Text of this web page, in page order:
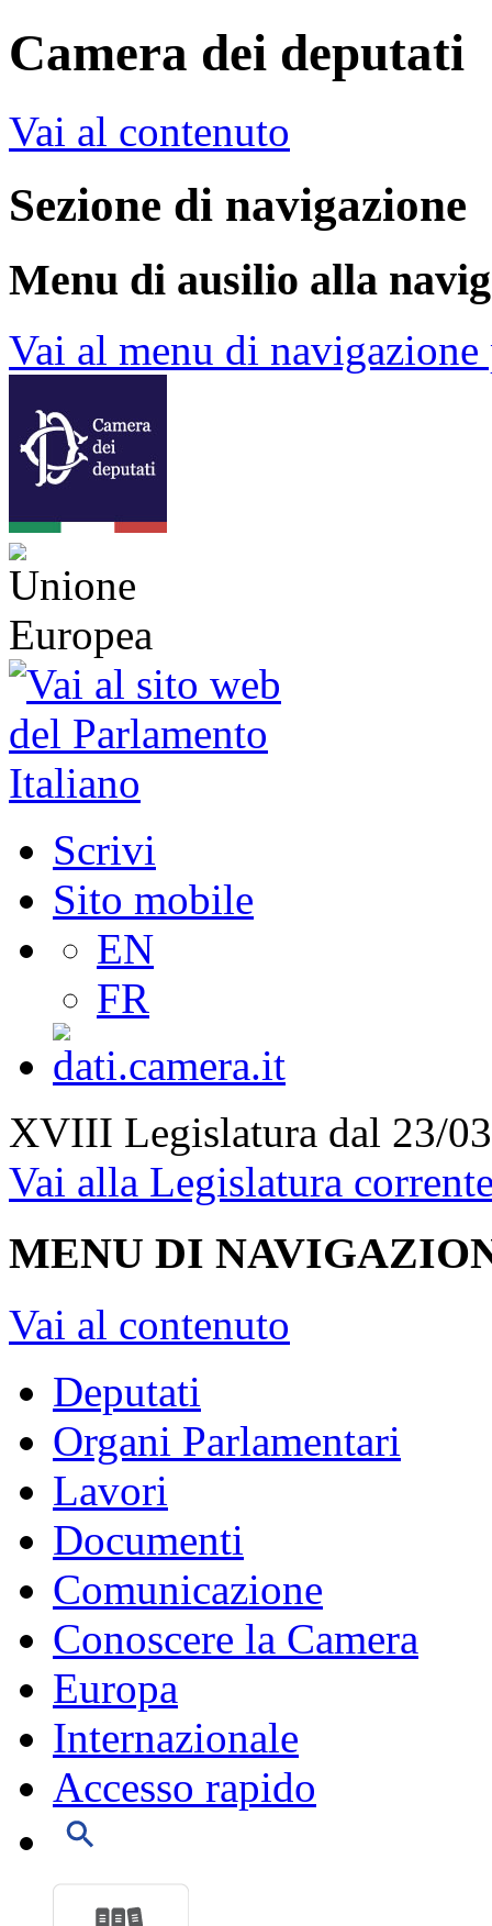
Camera dei deputati
Vai al contenuto
Sezione di navigazione
Menu di ausilio alla
Vai al menu di
Scrivi
Sito mobile
EN
FR
XVIII Legislatura dal 23/
Vai alla Legislatura
MENU DI
Vai al contenuto
Deputati
Organi Parlamentari
Lavori
Documenti
Comunicazione
Conoscere la Camera
Europa
Internazionale
Accesso rapido